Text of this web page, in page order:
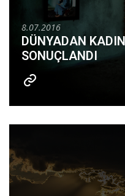
8.07.2016
DÜNYADAN
SONUÇLANDI